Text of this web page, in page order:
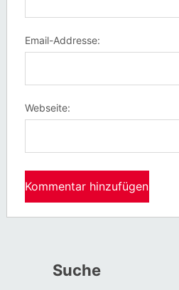
Email-Addresse:
Webseite:
Suche